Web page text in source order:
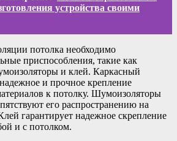
устройства своими
потолка необходимо
приспособления, такие как
и клей. Каркасный
и прочное крепление
к потолку. Шумоизоляторы
его распространению на
гарантирует надежное скрепление
и с потолком.